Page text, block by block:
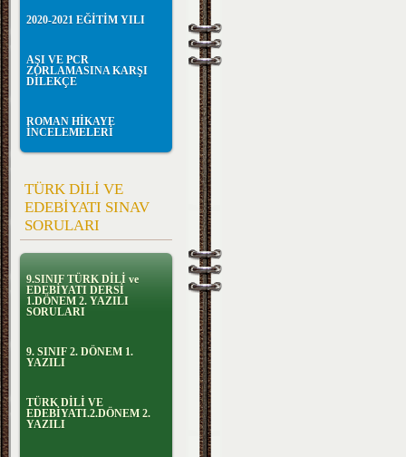
2020-2021 EĞİTİM YILI
AŞI VE PCR
ZORLAMASINA KARŞI
DİLEKÇE
ROMAN HİKAYE
İNCELEMELERİ
TÜRK DİLİ VE
EDEBİYATI SINAV
SORULARI
9.SINIF TÜRK DİLİ ve
EDEBİYATI DERSİ
1.DÖNEM 2. YAZILI
SORULARI
9. SINIF 2. DÖNEM 1.
YAZILI
TÜRK DİLİ VE
EDEBİYATI.2.DÖNEM 2.
YAZILI